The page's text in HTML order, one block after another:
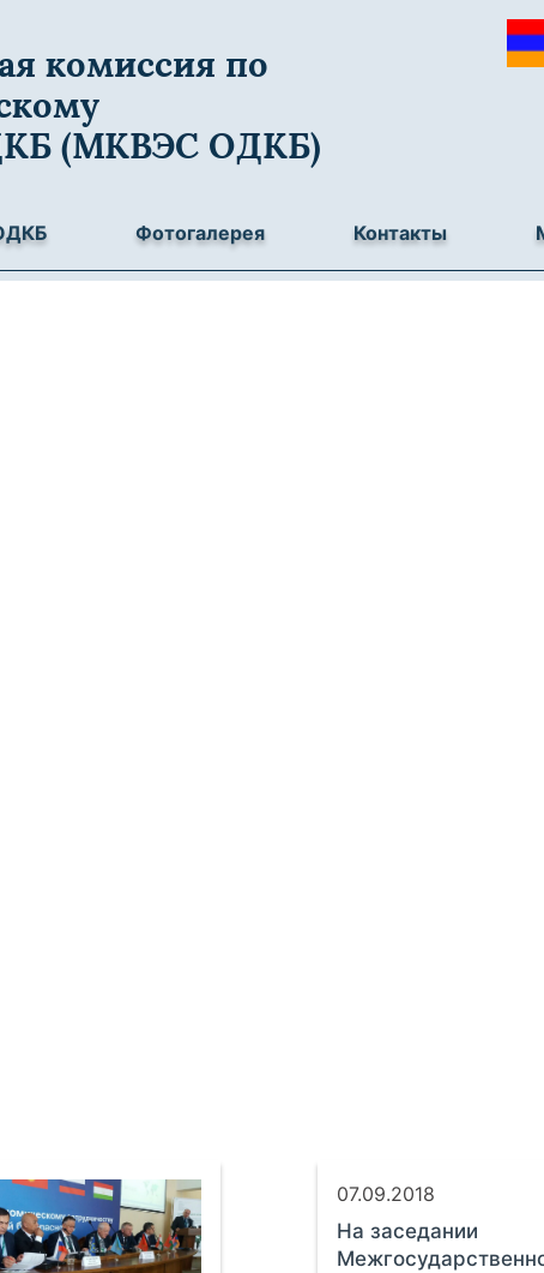
комиссия по
(МКВЭС ОДКБ)
Фотогалерея Контакты
07.09.2018
На заседании